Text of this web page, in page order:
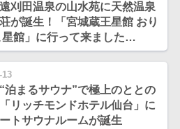
遠刈田温泉の山水苑に天然温泉
が誕生！「宮城蔵王星館 おり
館」に行って来ました
13
“泊まるサウナ”で極上のととの
リッチモンドホテル仙台」に
トサウナルームが誕生